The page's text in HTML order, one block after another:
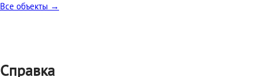
Все объекты →
Справка